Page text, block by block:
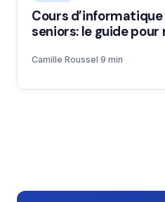
Cours
seniors: le guide pour
Camille Roussel·9 min